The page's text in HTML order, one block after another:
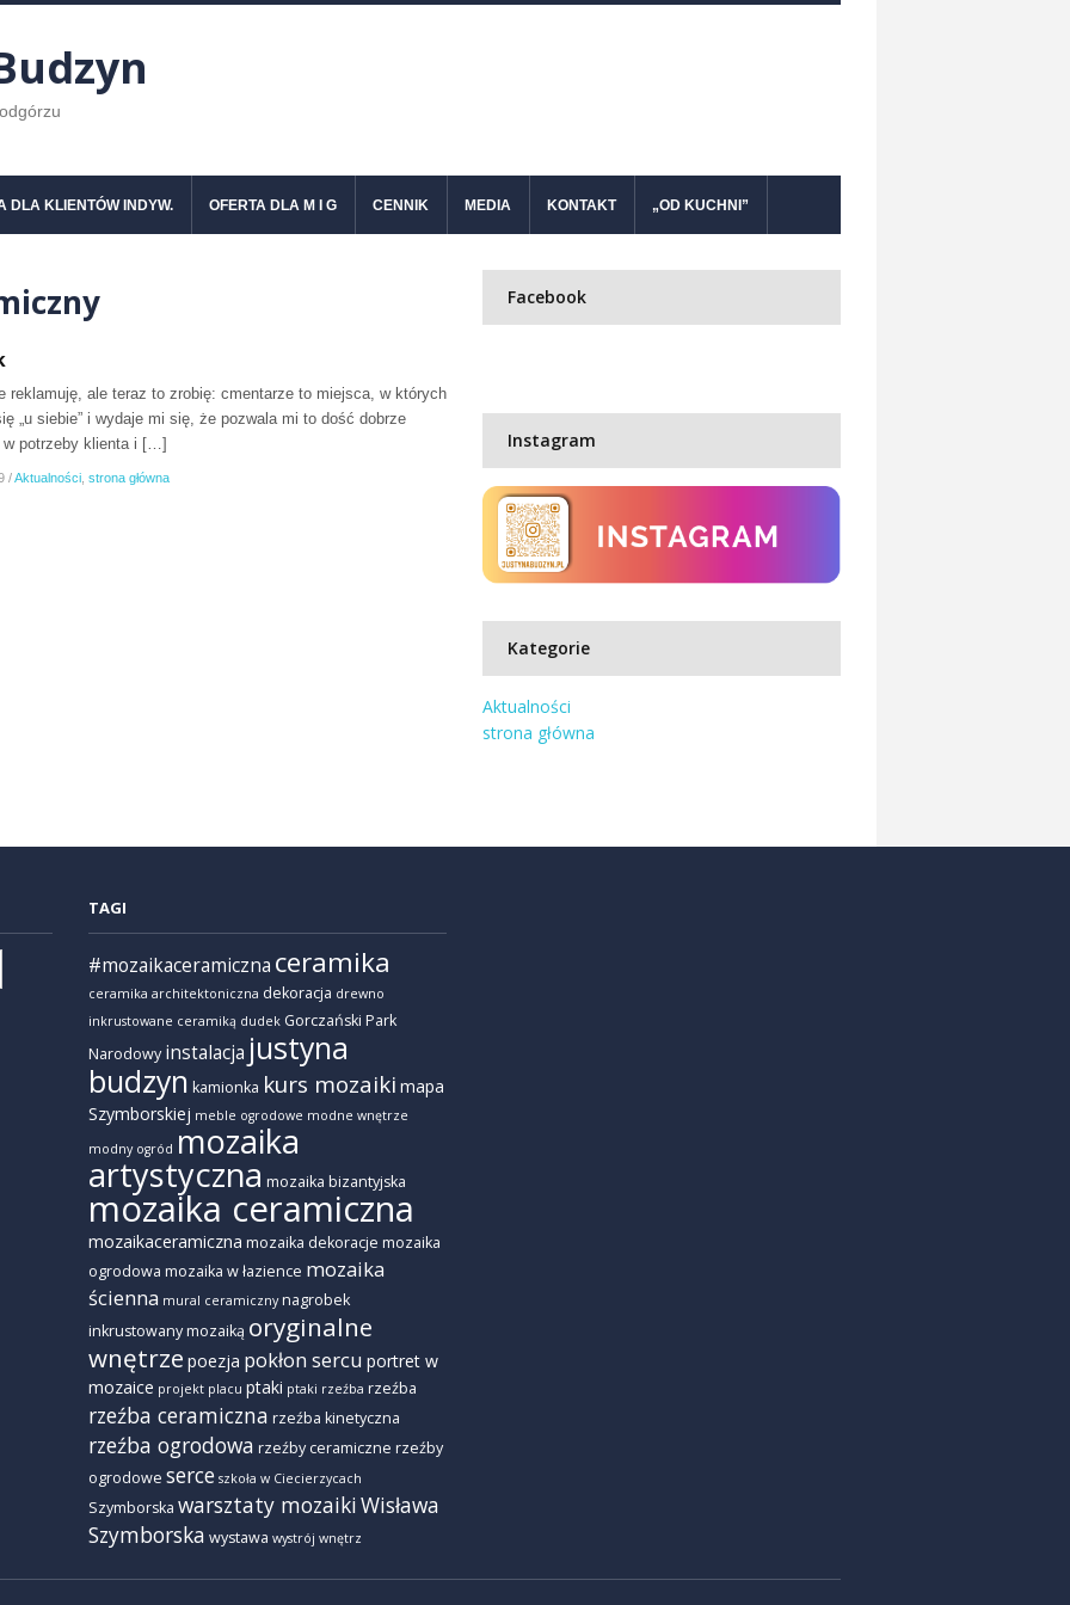
DLA KLIENTÓW INDYW. OFERTA DLA M I G CENNIK MEDIA KONTAKT „OD KUCHNI”
reklamuję, ale teraz to zrobię: cmentarze to miejsca, w których
„u siebie” i wydaje mi się, że pozwala mi to dość dobrze
w potrzeby klienta i […]
/Aktualności, strona główna
Facebook
Instagram
Kategorie
Aktualności
strona główna
TAGI
#mozaikaceramiczna ceramika
ceramika architektoniczna dekoracja drewno
inkrustowane ceramiką dudek Gorczański Park
Narodowy instalacja justyna
budzyn kamionka kurs mozaiki mapa
Szymborskiej meble ogrodowe modne wnętrze
modny ogród mozaika
artystyczna mozaika bizantyjska
mozaika ceramiczna
mozaikaceramiczna mozaika dekoracje mozaika
ogrodowa mozaika w łazience mozaika
ścienna mural ceramiczny nagrobek
inkrustowany mozaiką oryginalne
wnętrze poezja pokłon sercu portret w
mozaice projekt placu ptaki ptaki rzeźba rzeźba
rzeźba ceramiczna rzeźba kinetyczna
rzeźba ogrodowa rzeźby ceramiczne rzeźby
ogrodowe serce szkoła w Ciecierzycach
Szymborska warsztaty mozaikiWisława
Szymborska wystawa wystrój wnętrz